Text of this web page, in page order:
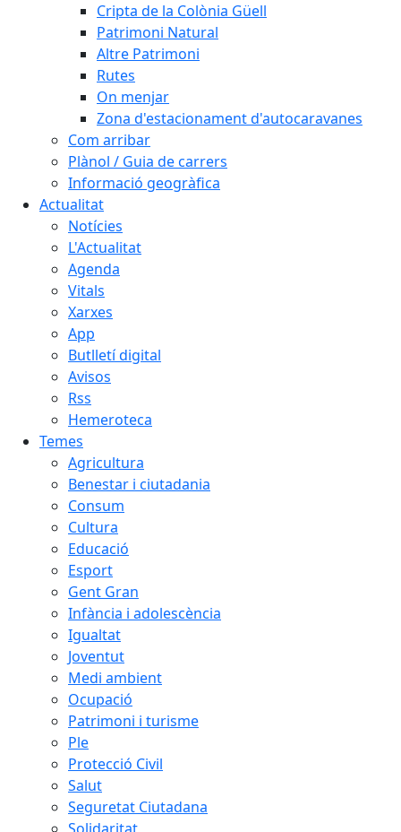
Cripta de la Colònia Güell
Patrimoni Natural
Altre Patrimoni
Rutes
On menjar
Zona d'estacionament d'autocaravanes
Com arribar
Plànol / Guia de carrers
Informació geogràfica
Actualitat
Notícies
L'Actualitat
Agenda
Vitals
Xarxes
App
Butlletí digital
Avisos
Rss
Hemeroteca
Temes
Agricultura
Benestar i ciutadania
Consum
Cultura
Educació
Esport
Gent Gran
Infància i adolescència
Igualtat
Joventut
Medi ambient
Ocupació
Patrimoni i turisme
Ple
Protecció Civil
Salut
Seguretat Ciutadana